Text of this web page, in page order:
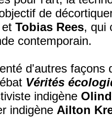
de
Tobias Rees, qui
contemporain.
d'autres façons
Vérités
indigène
indigène Ailton